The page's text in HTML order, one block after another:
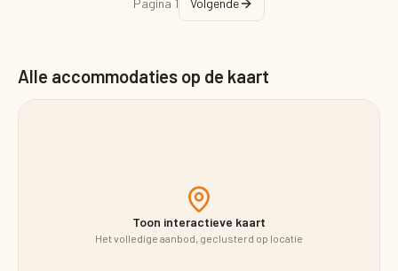
Pagina 1 Volgende
Alle accommodaties op de kaart
Toon interactieve kaart
Het volledige aanbod, geclusterd op locatie